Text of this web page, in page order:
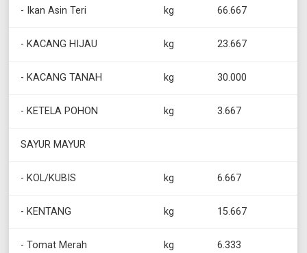
- Ikan Asin Teri kg 66.667
- KACANG HIJAU kg 23.667
- KACANG TANAH kg 30.000
- KETELA POHON kg 3.667
SAYUR MAYUR
- KOL/KUBIS kg 6.667
- KENTANG kg 15.667
- Tomat Merah kg 6.333